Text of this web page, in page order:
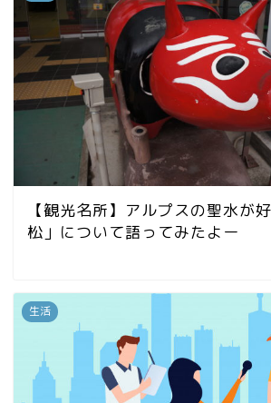
【観光名所】アルプスの聖水が
松」について語ってみたよー
生活